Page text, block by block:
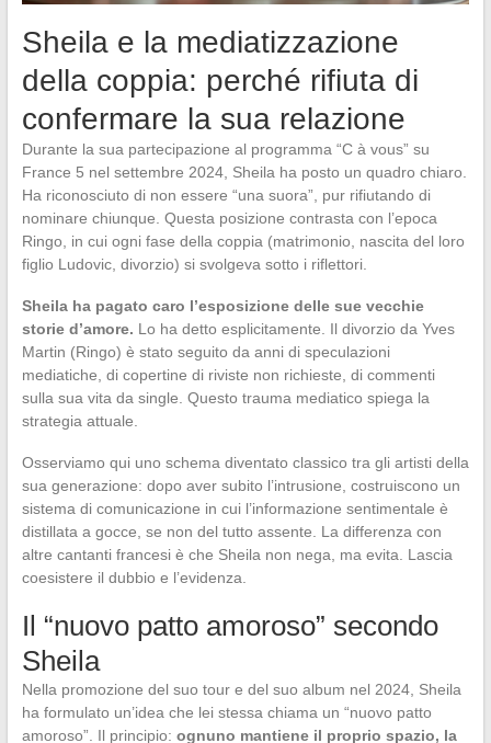
Sheila e la mediatizzazione
della coppia: perché rifiuta di
confermare la sua relazione
Durante la sua partecipazione al programma “C à vous” su
France 5 nel settembre 2024, Sheila ha posto un quadro chiaro.
Ha riconosciuto di non essere “una suora”, pur rifiutando di
nominare chiunque. Questa posizione contrasta con l’epoca
Ringo, in cui ogni fase della coppia (matrimonio, nascita del loro
figlio Ludovic, divorzio) si svolgeva sotto i riflettori.
Sheila ha pagato caro l’esposizione delle sue vecchie
storie d’amore. Lo ha detto esplicitamente. Il divorzio da Yves
Martin (Ringo) è stato seguito da anni di speculazioni
mediatiche, di copertine di riviste non richieste, di commenti
sulla sua vita da single. Questo trauma mediatico spiega la
strategia attuale.
Osserviamo qui uno schema diventato classico tra gli artisti della
sua generazione: dopo aver subito l’intrusione, costruiscono un
sistema di comunicazione in cui l’informazione sentimentale è
distillata a gocce, se non del tutto assente. La differenza con
altre cantanti francesi è che Sheila non nega, ma evita. Lascia
coesistere il dubbio e l’evidenza.
Il “nuovo patto amoroso” secondo
Sheila
Nella promozione del suo tour e del suo album nel 2024, Sheila
ha formulato un’idea che lei stessa chiama un “nuovo patto
amoroso”. Il principio: ognuno mantiene il proprio spazio, la